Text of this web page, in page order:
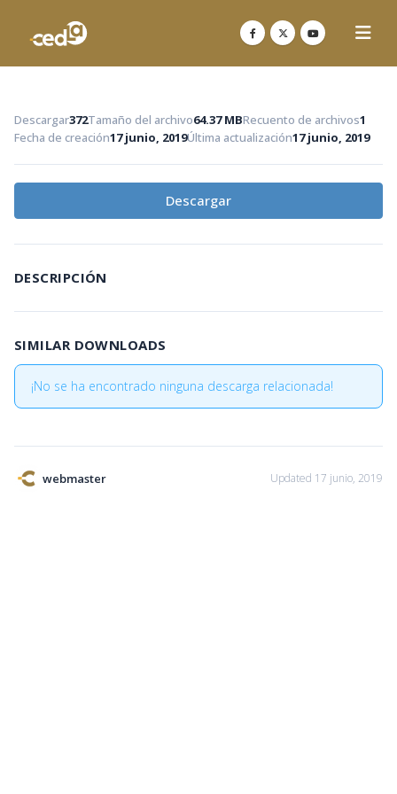
Descargar372Tamaño del archivo64.37 MBRecuento de archivos1
Fecha de creación17 junio, 2019Última actualización17 junio, 2019
Descargar
DESCRIPCIÓN
SIMILAR DOWNLOADS
¡No se ha encontrado ninguna descarga relacionada!
webmaster Updated 17 junio, 2019